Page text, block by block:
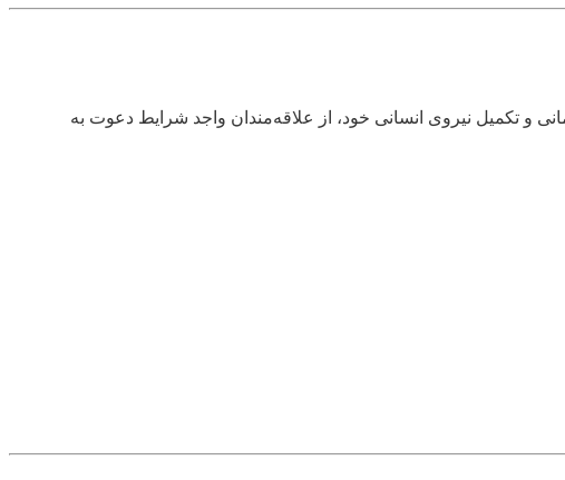
و تکمیل نیروی انسانی خود، از علاقه‌مندان واجد شرایط دعوت به